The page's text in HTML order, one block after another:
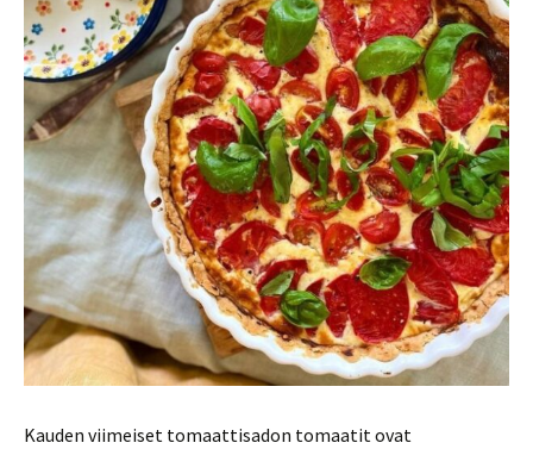
Kauden viimeiset tomaattisadon tomaatit ovat